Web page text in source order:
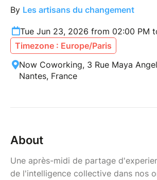
By Les artisans du changement
Tue Jun 23, 2026 from 02:00 PM
Timezone : Europe/Paris
Now Coworking, 3 Rue Maya
Nantes, France
About
Une après-midi de partage
de l'intelligence collective dans nos